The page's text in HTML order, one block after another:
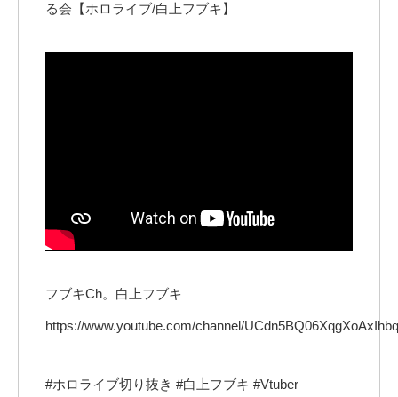
る会【ホロライブ/白上フブキ】
フブキCh。白上フブキ
https://www.youtube.com/channel/
#ホロライブ切り抜き #白上フブキ #Vtuber